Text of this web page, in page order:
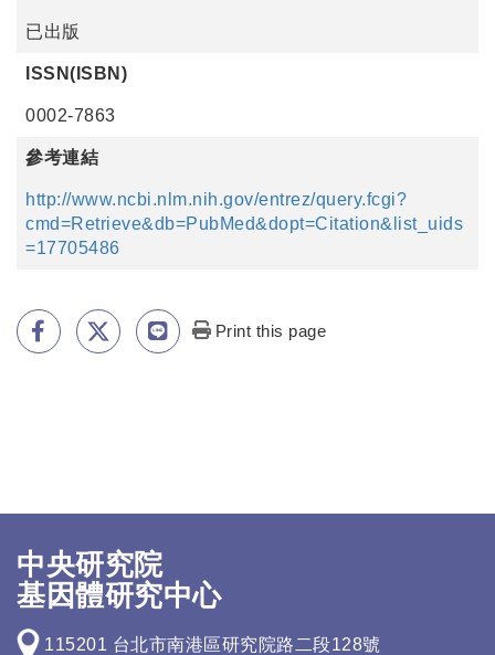
已出版
ISSN(ISBN)
0002-7863
參考連結
http://www.ncbi.nlm.nih.gov/entrez/query.fcgi?
cmd=Retrieve&db=PubMed&dopt=Citation&list_uids
=17705486
Print this page
中央研究院
基因體研究中心
115201 台北市南港區研究院路二段128號